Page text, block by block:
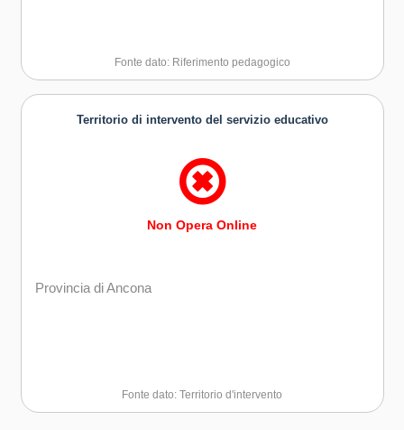
Fonte dato: Riferimento pedagogico
Territorio di intervento del servizio educativo
Non Opera Online
Provincia di Ancona
Fonte dato: Territorio d'intervento